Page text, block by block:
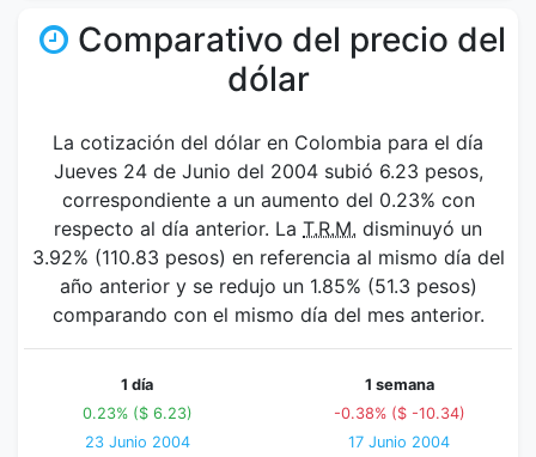
Comparativo del precio del
dólar
La cotización del dólar en Colombia para el día
Jueves 24 de Junio del 2004 subió 6.23 pesos,
correspondiente a un aumento del 0.23% con
respecto al día anterior. La T.R.M. disminuyó un
3.92% (110.83 pesos) en referencia al mismo día del
año anterior y se redujo un 1.85% (51.3 pesos)
comparando con el mismo día del mes anterior.
1 día
0.23% ($ 6.23)
23 Junio 2004
1 semana
-0.38% ($ -10.34)
17 Junio 2004